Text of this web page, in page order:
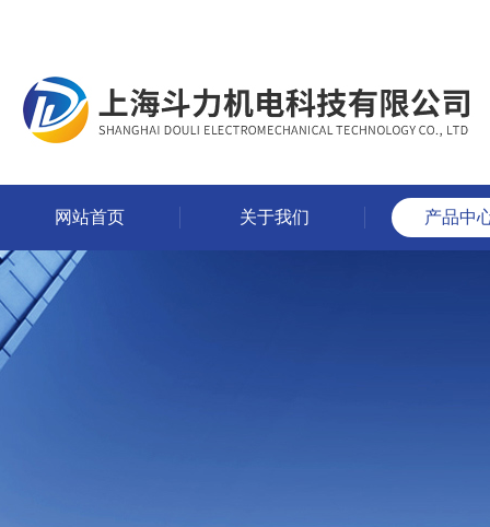
网站首页 关于我们 产品中